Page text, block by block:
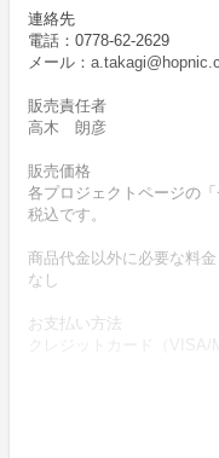
連絡先
電話：0778-62-2629
メール：
販売責任者
高木 朗彦
販売価格
各プロジェクトページの
税込です。
商品代金以外に必要な料金
なし
お支払い方法
クレジットカード（